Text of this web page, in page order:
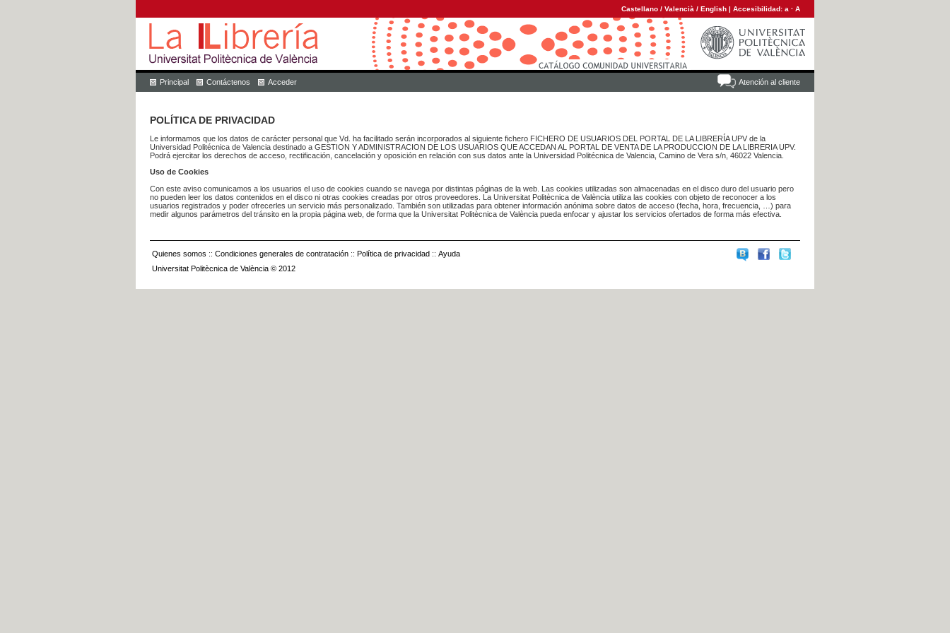
Castellano / Valencià / English | Accesibilidad: a · A
Atención al cliente
Principal Contáctenos Acceder
POLÍTICA DE PRIVACIDAD
Le informamos que los datos de carácter personal que Vd. ha facilitado serán incorporados al siguiente fichero FICHERO DE USUARIOS DEL PORTAL DE LA LIBRERÍA UPV de la
Universidad Politécnica de Valencia destinado a GESTION Y ADMINISTRACION DE LOS USUARIOS QUE ACCEDAN AL PORTAL DE VENTA DE LA PRODUCCION DE LA LIBRERIA UPV.
Podrá ejercitar los derechos de acceso, rectificación, cancelación y oposición en relación con sus datos ante la Universidad Politécnica de Valencia, Camino de Vera s/n, 46022 Valencia.
Uso de Cookies
Con este aviso comunicamos a los usuarios el uso de cookies cuando se navega por distintas páginas de la web. Las cookies utilizadas son almacenadas en el disco duro del usuario pero
no pueden leer los datos contenidos en el disco ni otras cookies creadas por otros proveedores. La Universitat Politècnica de València utiliza las cookies con objeto de reconocer a los
usuarios registrados y poder ofrecerles un servicio más personalizado. También son utilizadas para obtener información anónima sobre datos de acceso (fecha, hora, frecuencia, …) para
medir algunos parámetros del tránsito en la propia página web, de forma que la Universitat Politècnica de València pueda enfocar y ajustar los servicios ofertados de forma más efectiva.
Quienes somos :: Condiciones generales de contratación :: Política de privacidad :: Ayuda
Universitat Politècnica de València © 2012